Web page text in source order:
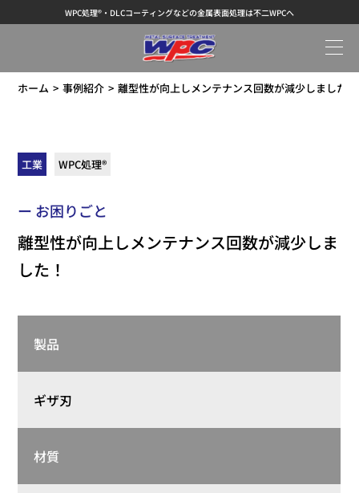
WPC処理®・DLCコーティングなどの金属表面処理は不二WPCへ
ホーム 事例紹介 離型性が向上しメンテナンス回数が減少しました！
工業 WPC処理®
ー お困りごと
離型性が向上しメンテナンス回数が減少しま
した！
製品
ギザ刃
材質